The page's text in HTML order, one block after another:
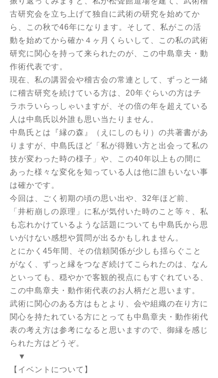
古研究会を立ち上げて独自に武術の研究を始めてか
ら、この秋で46年になります。そして、私がこの活
動を始めてから確か４ヶ月くらいして、この私の武術
研究に関心を持って来られたのが、この中島章夫・動
作術代表です。
現在、私の講習会や稽古会の常連として、ずっと一緒
に稽古研究を続けている方は、20年ぐらいの方はチ
ラホラいらっしゃいますが、その倍の年を超えている
人は中島氏以外誰も思い当たりません。
中島氏とは『縁の森』（えにしのもり）の共著書があ
りますが、中島氏ほど「私が得難い方と出会って私の
技が変わった時の様子」や、この40年以上もの間に
あった様々な変化を知っている人は他に誰もいない事
は確かです。
今回は、ごく初期の頃の思い出や、32年ほど前、
「井桁崩しの原理」に私が気付いた時のこと等々、私
も忘れかけているような話題についても中島氏から思
いがけない感想や質問が出るかもしれません。
とにかく45年間、その信頼関係が少しも揺らぐこと
がなく、ずっと縁をつなぎ続けてこられたのは、なん
といっても、穏やかで客観的視点にもすぐれている、
この中島章夫・動作術代表のお人柄だと思います。
武術に関心のある方はもとより、会や組織の在り方に
関心を持たれている方にとっても中島章夫・動作術代
表の考え方は参考になると思いますので、御縁を感じ
られた方はどうぞ。
▼
【イベントについて】